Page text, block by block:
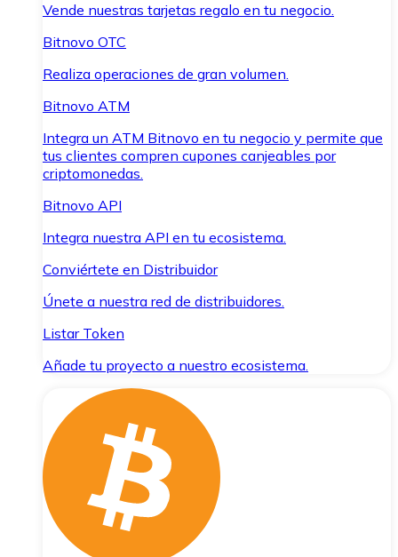
Vende nuestras tarjetas regalo en tu negocio.
Bitnovo OTC
Realiza operaciones de gran volumen.
Bitnovo ATM
Integra un ATM Bitnovo en tu negocio y permite que
tus clientes compren cupones canjeables por
criptomonedas.
Bitnovo API
Integra nuestra API en tu ecosistema.
Conviértete en Distribuidor
Únete a nuestra red de distribuidores.
Listar Token
Añade tu proyecto a nuestro ecosistema.